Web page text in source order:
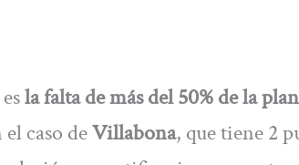
la falta de más del 50% de la
caso deVillabona, que tiene 2